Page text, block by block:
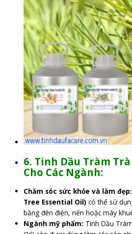
6. Tinh Dầu Tràm
Cho Các Ngành:
Chăm sóc sức khỏe và làm
Tree Essential Oil) có thể sử
bằng đèn điện, nến hoặc máy
Ngành mỹ phẩm: Tinh Dầu